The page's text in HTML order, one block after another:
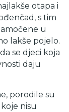
otapa i
s tim
u
lakše pojelo.
se djeci koja
daju
porodile su
nisu